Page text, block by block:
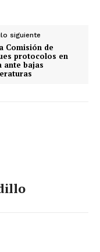
siguiente
Comisión de
protocolos en
ante bajas